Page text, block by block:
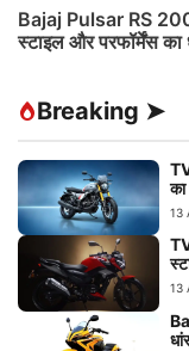
Bajaj Pulsar RS
स्टाइल और परफॉर्मेंस
Breaking ➤
का
13
13